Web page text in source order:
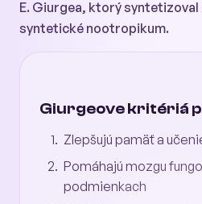
E. Giurgea, ktorý
syntetické nootropikum.
Giurgeove kritériá
Zlepšujú pamäť a
Pomáhajú mozgu
podmienkach